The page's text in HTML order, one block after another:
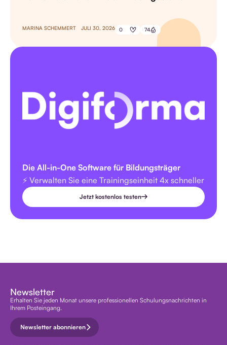
MARINA SCHEMMERT JULI 30, 2026 0 74
Die All-in-One Software für Bildungsträger
⚡️ Verwalten Sie eine Trainingseinheit 4x schneller
Jetzt kostenlos testen
Newsletter
Erhalten Sie jeden Monat unsere professionellen Schulungsnachrichten in
Ihrem Posteingang.
Newsletter abonnieren